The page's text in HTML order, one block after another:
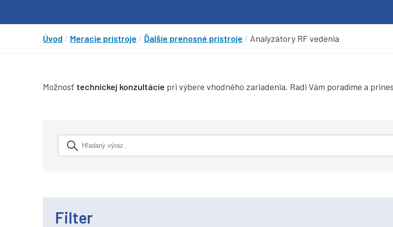
Úvod / Meracie prístroje / Ďalšie prenosné prístroje / Analyzátory RF vedenia
Možnosť technickej konzultácie pri výbere vhodného zariadenia. Radi Vám poradíme a
Filter